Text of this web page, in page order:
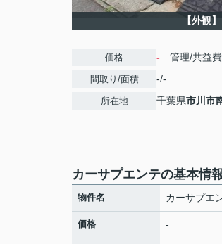
【外観】
価格 - 管理/共益費
間取り/面積 -/-
所在地 千葉県市川市
カーサプエンテの基本情
物件名 カーサプエ
価格 -